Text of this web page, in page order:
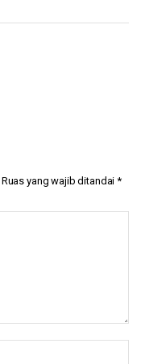
Ruas yang wajib ditandai*